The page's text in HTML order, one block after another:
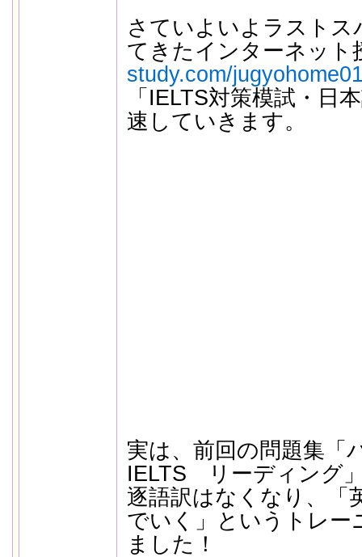
さていよいよラストス
てきたインターネット
study.com/
「IELTS対策模試・日
速していきます。
実は、前回の問題集
IELTS リーディング
逐語訳はなくなり、「
でいく」というトレー
ました！